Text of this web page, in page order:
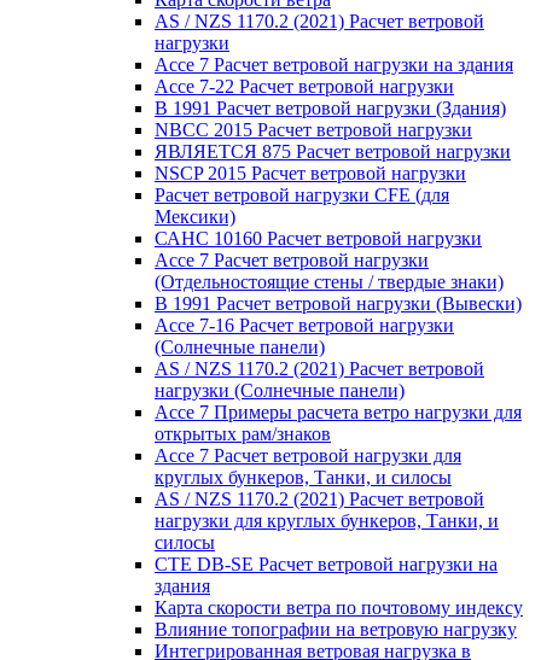
AS / NZS 1170.2 (2021) Расчет ветровой
нагрузки
Ассе 7 Расчет ветровой нагрузки на здания
Ассе 7-22 Расчет ветровой нагрузки
В 1991 Расчет ветровой нагрузки (Здания)
NBCC 2015 Расчет ветровой нагрузки
ЯВЛЯЕТСЯ 875 Расчет ветровой нагрузки
NSCP 2015 Расчет ветровой нагрузки
Расчет ветровой нагрузки CFE (для
Мексики)
САНС 10160 Расчет ветровой нагрузки
Ассе 7 Расчет ветровой нагрузки
(Отдельностоящие стены / твердые знаки)
В 1991 Расчет ветровой нагрузки (Вывески)
Ассе 7-16 Расчет ветровой нагрузки
(Солнечные панели)
AS / NZS 1170.2 (2021) Расчет ветровой
нагрузки (Солнечные панели)
Ассе 7 Примеры расчета ветро нагрузки для
открытых рам/знаков
Ассе 7 Расчет ветровой нагрузки для
круглых бункеров, Танки, и силосы
AS / NZS 1170.2 (2021) Расчет ветровой
нагрузки для круглых бункеров, Танки, и
силосы
CTE DB-SE Расчет ветровой нагрузки на
здания
Карта скорости ветра по почтовому индексу
Влияние топографии на ветровую нагрузку
Интегрированная ветровая нагрузка в